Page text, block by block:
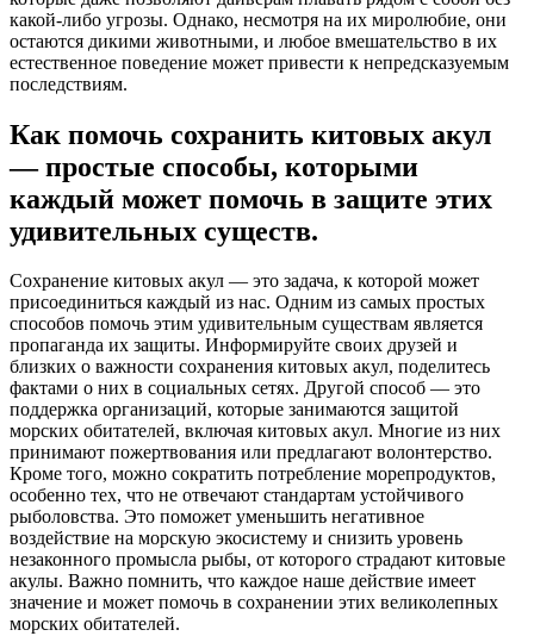
какой-либо угрозы. Однако, несмотря на их миролюбие, они
остаются дикими животными, и любое вмешательство в их
естественное поведение может привести к непредсказуемым
последствиям.
Как помочь сохранить китовых акул
— простые способы, которыми
каждый может помочь в защите этих
удивительных существ.
Сохранение китовых акул — это задача, к которой может
присоединиться каждый из нас. Одним из самых простых
способов помочь этим удивительным существам является
пропаганда их защиты. Информируйте своих друзей и
близких о важности сохранения китовых акул, поделитесь
фактами о них в социальных сетях. Другой способ — это
поддержка организаций, которые занимаются защитой
морских обитателей, включая китовых акул. Многие из них
принимают пожертвования или предлагают волонтерство.
Кроме того, можно сократить потребление морепродуктов,
особенно тех, что не отвечают стандартам устойчивого
рыболовства. Это поможет уменьшить негативное
воздействие на морскую экосистему и снизить уровень
незаконного промысла рыбы, от которого страдают китовые
акулы. Важно помнить, что каждое наше действие имеет
значение и может помочь в сохранении этих великолепных
морских обитателей.